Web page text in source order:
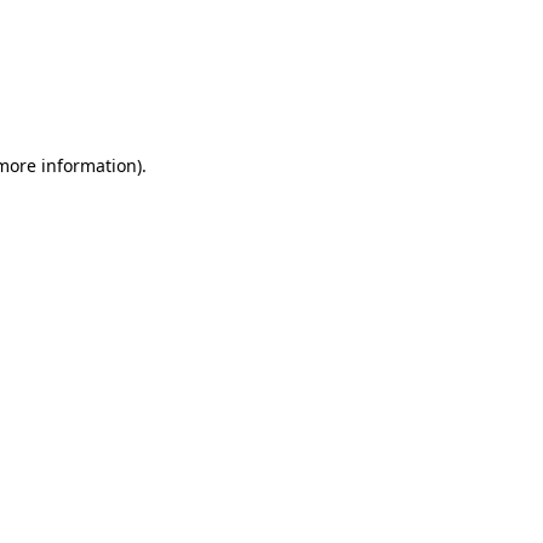
information).